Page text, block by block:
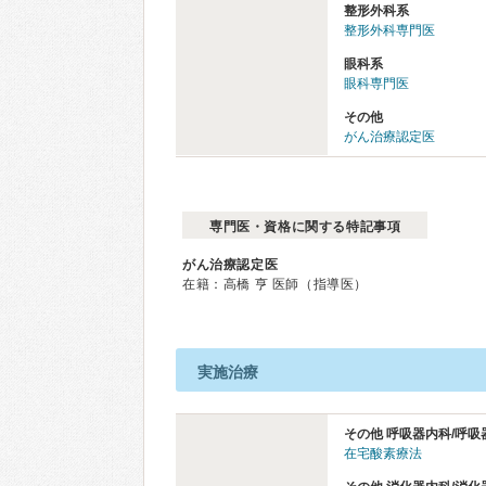
整形外科系
整形外科専門医
眼科系
眼科専門医
その他
がん治療認定医
専門医・資格に関する特記事項
がん治療認定医
在籍：高橋 亨 医師（指導医）
実施治療
その他 呼吸器内科/呼吸
在宅酸素療法